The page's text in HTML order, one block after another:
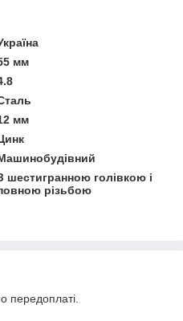
мм
мм
шестигранною голівкою і
різьбою
передоплаті.